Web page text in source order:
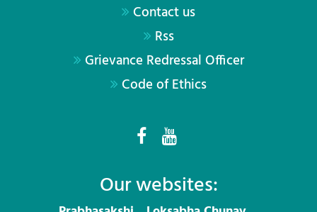
Contact us
Rss
Grievance Redressal Officer
Code of Ethics
Our websites: